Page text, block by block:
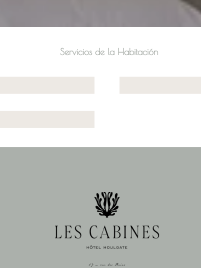
Servicios de la Habitación